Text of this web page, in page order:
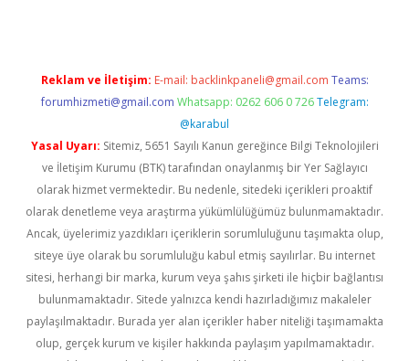
Reklam ve İletişim: E-mail: backlinkpaneli@gmail.com Teams:
forumhizmeti@gmail.com Whatsapp: 0262 606 0 726 Telegram:
@karabul
Yasal Uyarı: Sitemiz, 5651 Sayılı Kanun gereğince Bilgi Teknolojileri
ve İletişim Kurumu (BTK) tarafından onaylanmış bir Yer Sağlayıcı
olarak hizmet vermektedir. Bu nedenle, sitedeki içerikleri proaktif
olarak denetleme veya araştırma yükümlülüğümüz bulunmamaktadır.
Ancak, üyelerimiz yazdıkları içeriklerin sorumluluğunu taşımakta olup,
siteye üye olarak bu sorumluluğu kabul etmiş sayılırlar. Bu internet
sitesi, herhangi bir marka, kurum veya şahıs şirketi ile hiçbir bağlantısı
bulunmamaktadır. Sitede yalnızca kendi hazırladığımız makaleler
paylaşılmaktadır. Burada yer alan içerikler haber niteliği taşımamakta
olup, gerçek kurum ve kişiler hakkında paylaşım yapılmamaktadır.